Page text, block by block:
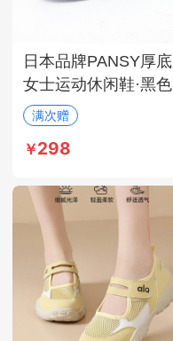
日本品牌PANSY厚底
女士运动休闲鞋·黑色
满次赠
298